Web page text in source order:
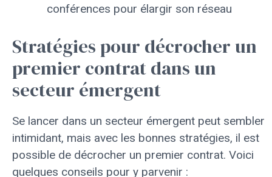
conférences pour élargir son réseau
Stratégies pour décrocher un
premier contrat dans un
secteur émergent
Se lancer dans un secteur émergent peut sembler
intimidant, mais avec les bonnes stratégies, il est
possible de décrocher un premier contrat. Voici
quelques conseils pour y parvenir :